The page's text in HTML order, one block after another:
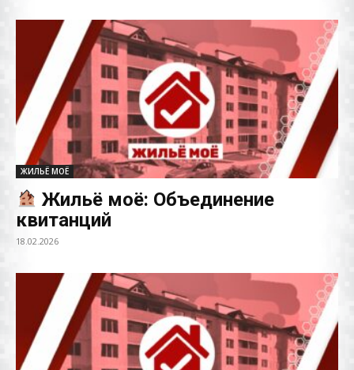
ЖИЛЬЁ МОЁ
Жильё моё: Объединение
квитанций
18.02.2026